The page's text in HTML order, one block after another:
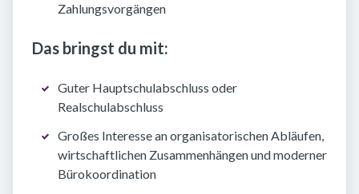
Zahlungsvorgängen
Das bringst du mit:
Guter Hauptschulabschluss oder
Realschulabschluss
Großes Interesse an organisatorischen Abläufen,
wirtschaftlichen Zusammenhängen und moderner
Bürokoordination